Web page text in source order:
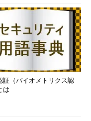
証（バイオメトリクス認
は